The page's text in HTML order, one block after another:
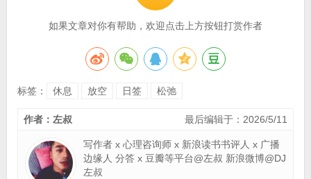
如果文章对你有帮助，欢迎点击上方按钮打赏作者
标签： 休息 放空 日签 松弛
最后编辑于：2026/5/11
作者：左叔
写作者 x 心理咨询师 x 新浪读书书评人 x 广播
边缘人 分答 x 豆瓣等平台@左叔 新浪微博@DJ
左叔